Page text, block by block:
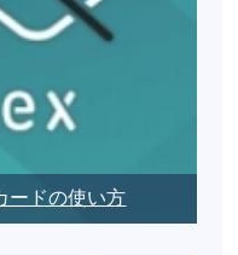
ードの使い方